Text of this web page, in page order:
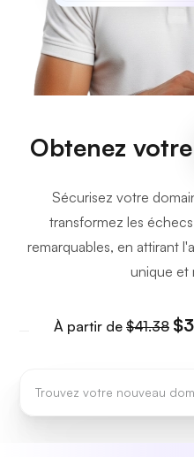
Obtenez votre
Sécurisez votre
transformez les
remarquables, en attirant
unique et
À partir de $41.38